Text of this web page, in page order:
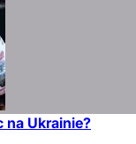
na Ukrainie?